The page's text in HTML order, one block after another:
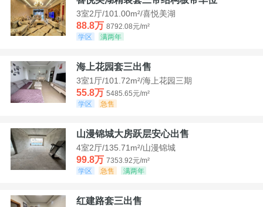
3室2厅/101.00m²/喜悦美湖
88.8万 8792.08元/m²
学区
满两年
海上花园套三出售
3室1厅/101.72m²/海上花园三期
55.8万 5485.65元/m²
学区
急售
山漫锦城大房跃层安心出售
4室2厅/135.71m²/山漫锦城
99.8万 7353.92元/m²
学区
急售 满两年
红建路套三出售